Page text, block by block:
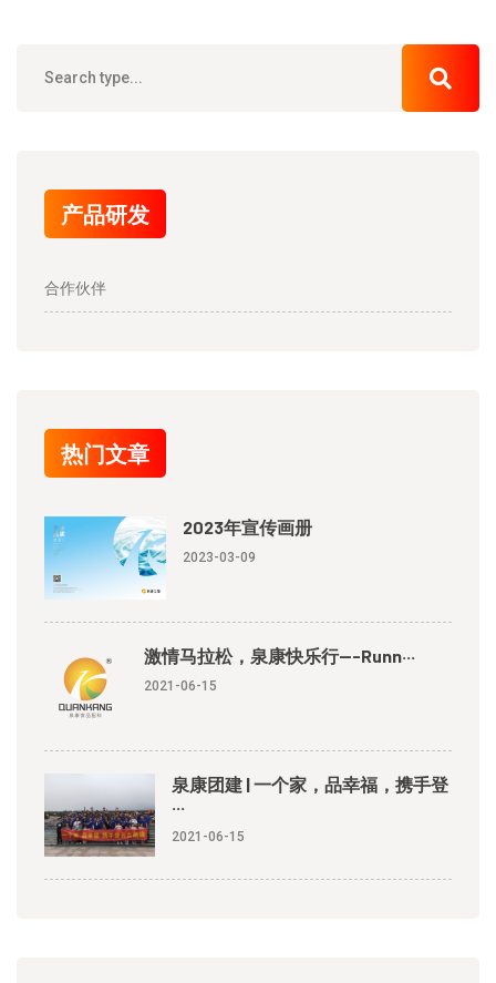
产品研发
合作伙伴
热门文章
2023年宣传画册
2023-03-09
激情马拉松，泉康快乐行---Runn···
2021-06-15
泉康团建 | 一个家，品幸福，携手登
···
2021-06-15